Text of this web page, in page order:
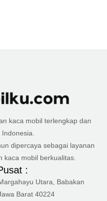
kaca mobil terlengkap dan
dipercaya sebagai layanan
kaca mobil berkualitas.
:
Utara, Babakan
Barat 40224